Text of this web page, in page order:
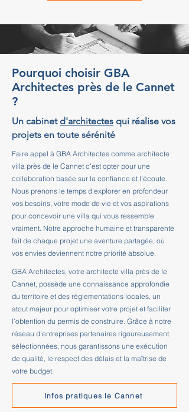
Pourquoi choisir GBA
Architectes près de le Cannet
?
Un cabinet d'architectes qui réalise vos
projets en toute sérénité
Faire appel à GBA Architectes comme architecte
villa près de le Cannet c'est opter pour une
collaboration basée sur la confiance et l'écoute.
Nous prenons le temps d'explorer en profondeur
vos besoins, votre mode de vie et vos aspirations
pour concevoir une villa qui vous ressemble
vraiment. Notre approche humaine et transparente
fait de chaque projet une aventure partagée, où
vos envies deviennent notre priorité absolue.
GBA Architectes, votre architecte villa près de le
Cannet, possède une connaissance approfondie
du territoire et des réglementations locales, un
atout majeur pour optimiser votre projet et faciliter
l'obtention du permis de construire. Grâce à notre
réseau d'entreprises partenaires rigoureusement
sélectionnées, nous garantissons une exécution
de qualité, le respect des délais et la maîtrise de
votre budget.
Infos pratiques le Cannet